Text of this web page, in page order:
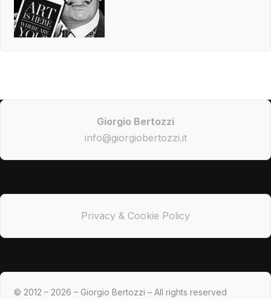
Giorgio Bertozzi
info@giorgiobertozzi.it
Privacy & Cookie Policy
© 2012 – 2026 – Giorgio Bertozzi – All rights reserved